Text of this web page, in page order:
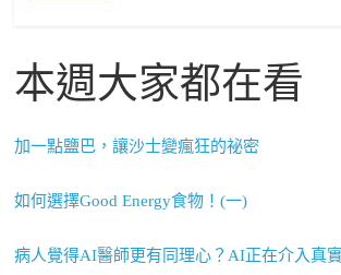
本週大家都在看
加一點鹽巴，讓沙士變瘋狂的祕密
如何選擇Good Energy食物！(一)
病人覺得AI醫師更有同理心？AI正在介入真